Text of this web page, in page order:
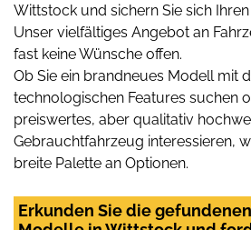
Wittstock und sichern Sie sich
Unser vielfältiges Angebot an
fast keine Wünsche offen.
Ob Sie ein brandneues Modell mit
technologischen Features suchen
preiswertes, aber qualitativ
Gebrauchtfahrzeug interessieren,
breite Palette an Optionen.
Erkunden Sie die